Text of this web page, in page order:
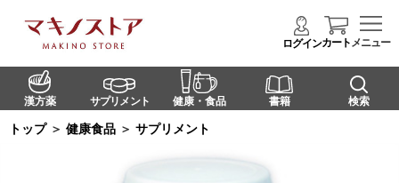
ログインカートメニュー
漢方薬 サプリメント 健康・食品 書籍 検索
トップ ＞ 健康食品 ＞ サプリメント